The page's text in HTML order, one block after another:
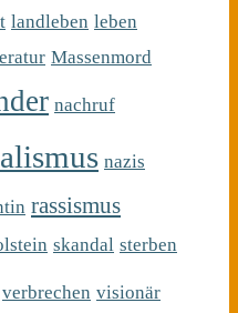
landleben leben
Massenmord
nachruf
nazis
rassismus
skandal sterben
verbrechen visionär